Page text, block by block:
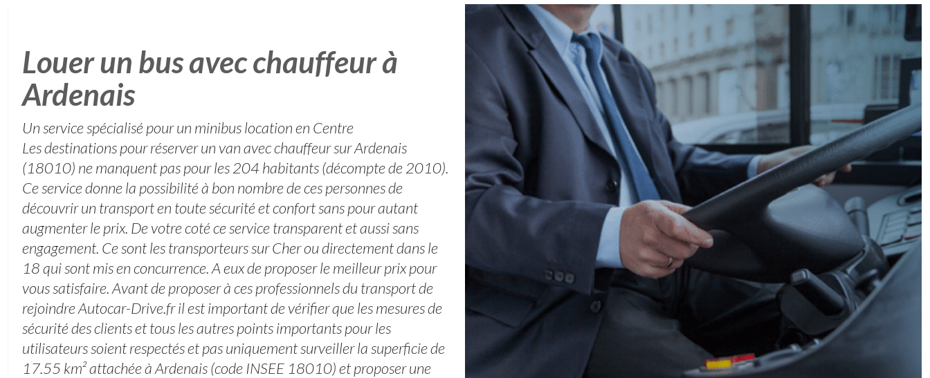
Louer un bus avec chauffeur à
Ardenais
Un service spécialisé pour un minibus location en Centre
Les destinations pour réserver un van avec chauffeur sur Ardenais
(18010) ne manquent pas pour les 204 habitants (décompte de 2010).
Ce service donne la possibilité à bon nombre de ces personnes de
découvrir un transport en toute sécurité et confort sans pour autant
augmenter le prix. De votre coté ce service transparent et aussi sans
engagement. Ce sont les transporteurs sur Cher ou directement dans le
18 qui sont mis en concurrence. A eux de proposer le meilleur prix pour
vous satisfaire. Avant de proposer à ces professionnels du transport de
rejoindre Autocar-Drive.fr il est important de vérifier que les mesures de
sécurité des clients et tous les autres points importants pour les
utilisateurs soient respectés et pas uniquement surveiller la superficie de
17.55 km² attachée à Ardenais (code INSEE 18010) et proposer une